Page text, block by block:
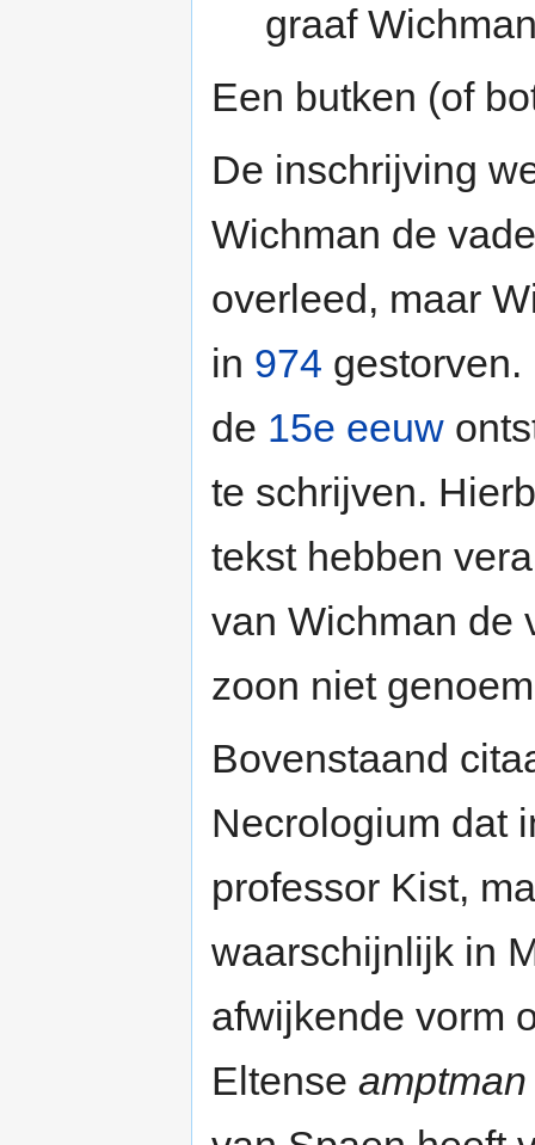
graaf
Een butken (of
De inschrijving
Wichman de
overleed, maar
in 974
de 15e eeuw
te schrijven.
tekst hebben
van Wichman de
zoon niet
Bovenstaand
Necrologium dat
professor Kist,
waarschijnlijk in
afwijkende vorm
Eltense amptman